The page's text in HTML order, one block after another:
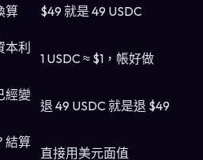
算 $49 就是 49 USDC
利
1 USDC ≈ $1，帳好做
經變
退 49 USDC 就是退 $49
結算
直接用美元面值